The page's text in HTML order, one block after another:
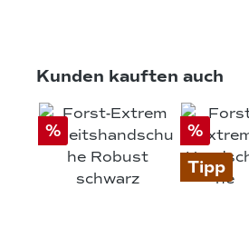
Produktgalerie überspringen
Kunden kauften auch
%
%
Tipp